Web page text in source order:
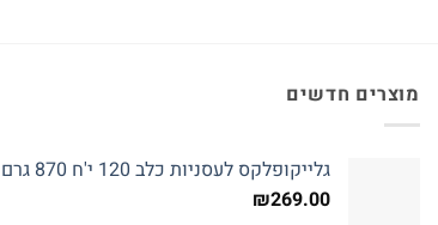
מוצרים חדשים
גלייקופלקס לעסניות כלב 120 י'ח 870 גרם בקופסה
₪269.00